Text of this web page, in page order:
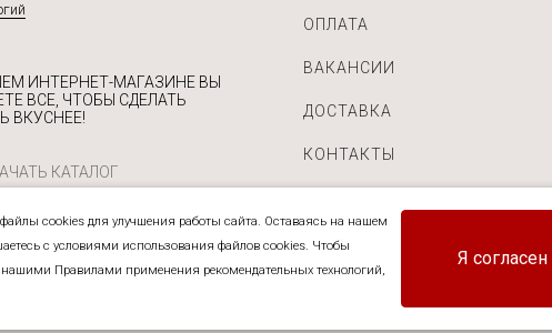
ИНТЕРНЕТ-МАГАЗИНЕ ВЫ
ВСЕ, ЧТОБЫ СДЕЛАТЬ
ВКУСНЕЕ!
КАТАЛОГ
ОПЛАТА
ВАКАНСИИ
ДОСТАВКА
КОНТАКТЫ
и прочих пищевых
cookies для улучшения работы сайта. Оставаясь на нашем
с условиями использования файлов cookies. Чтобы
Правилами применения рекомендательных технологий,
Я согласен